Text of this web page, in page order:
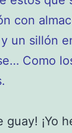
con
un sillón
Como
guay! ¡Yo